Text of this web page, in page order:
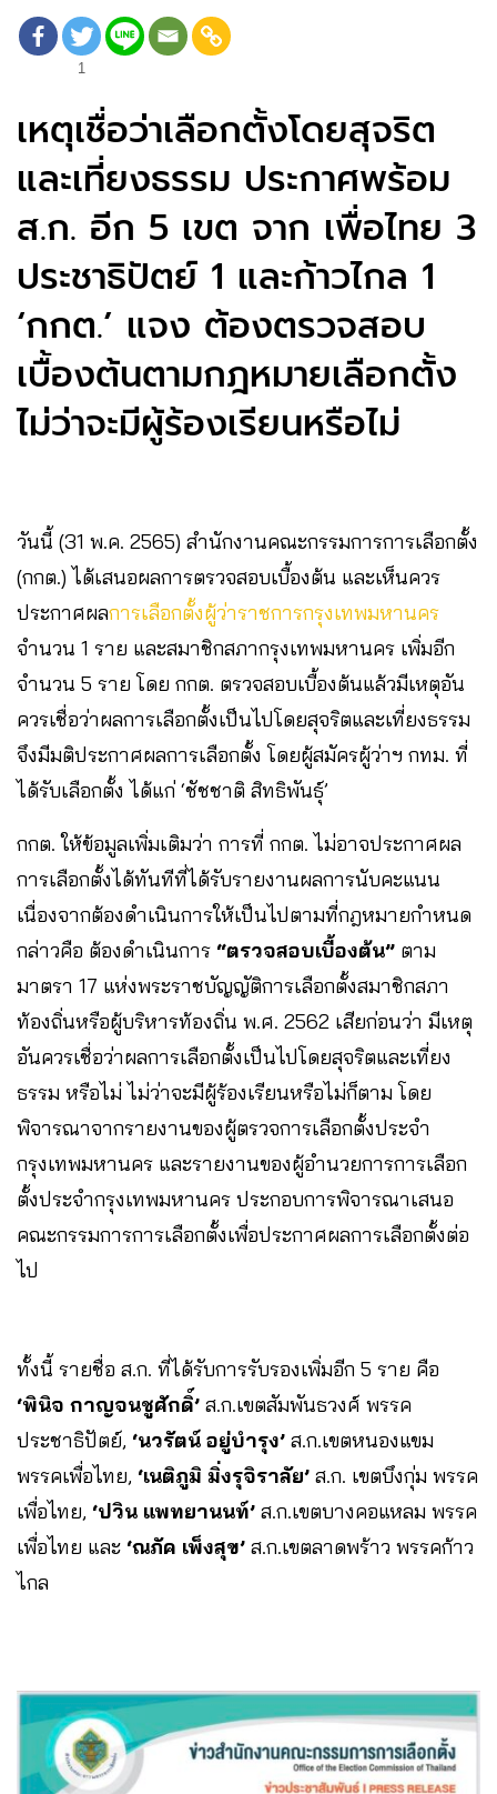
1
เหตุเชื่อว่าเลือกตั้งโดยสุจริต
และเที่ยงธรรม ประกาศพร้อม
ส.ก. อีก 5 เขต จาก เพื่อไทย 3
ประชาธิปัตย์ 1 และก้าวไกล 1
‘กกต.’ แจง ต้องตรวจสอบ
เบื้องต้นตามกฎหมายเลือกตั้ง
ไม่ว่าจะมีผู้ร้องเรียนหรือไม่
วันนี้ (31 พ.ค. 2565) สำนักงานคณะกรรมการการเลือกตั้ง
(กกต.) ได้เสนอผลการตรวจสอบเบื้องต้น และเห็นควร
ประกาศผลการเลือกตั้งผู้ว่าราชการกรุงเทพมหานคร
จำนวน 1 ราย และสมาชิกสภากรุงเทพมหานคร เพิ่มอีก
จำนวน 5 ราย โดย กกต. ตรวจสอบเบื้องต้นแล้วมีเหตุอัน
ควรเชื่อว่าผลการเลือกตั้งเป็นไปโดยสุจริตและเที่ยงธรรม
จึงมีมติประกาศผลการเลือกตั้ง โดยผู้สมัครผู้ว่าฯ กทม. ที่
ได้รับเลือกตั้ง ได้แก่ ‘ชัชชาติ สิทธิพันธุ์’
กกต. ให้ข้อมูลเพิ่มเติมว่า การที่ กกต. ไม่อาจประกาศผล
การเลือกตั้งได้ทันทีที่ได้รับรายงานผลการนับคะแนน
เนื่องจากต้องดำเนินการให้เป็นไปตามที่กฎหมายกำหนด
กล่าวคือ ต้องดำเนินการ “ตรวจสอบเบื้องต้น” ตาม
มาตรา 17 แห่งพระราชบัญญัติการเลือกตั้งสมาชิกสภา
ท้องถิ่นหรือผู้บริหารท้องถิ่น พ.ศ. 2562 เสียก่อนว่า มีเหตุ
อันควรเชื่อว่าผลการเลือกตั้งเป็นไปโดยสุจริตและเที่ยง
ธรรม หรือไม่ ไม่ว่าจะมีผู้ร้องเรียนหรือไม่ก็ตาม โดย
พิจารณาจากรายงานของผู้ตรวจการเลือกตั้งประจำ
กรุงเทพมหานคร และรายงานของผู้อำนวยการการเลือก
ตั้งประจำกรุงเทพมหานคร ประกอบการพิจารณาเสนอ
คณะกรรมการการเลือกตั้งเพื่อประกาศผลการเลือกตั้งต่อ
ไป
ทั้งนี้ รายชื่อ ส.ก. ที่ได้รับการรับรองเพิ่มอีก 5 ราย คือ
‘พินิจ กาญจนชูศักดิ์’ ส.ก.เขตสัมพันธวงศ์ พรรค
ประชาธิปัตย์, ‘นวรัตน์ อยู่บำรุง’ ส.ก.เขตหนองแขม
พรรคเพื่อไทย, ‘เนติภูมิ มิ่งรุจิราลัย’ ส.ก. เขตบึงกุ่ม พรรค
เพื่อไทย, ‘ปวิน แพทยานนท์’ ส.ก.เขตบางคอแหลม พรรค
เพื่อไทย และ ‘ณภัค เพ็งสุข’ ส.ก.เขตลาดพร้าว พรรคก้าว
ไกล